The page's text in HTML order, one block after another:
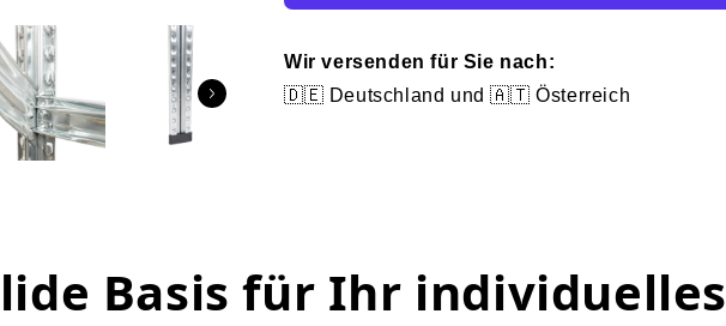
Wir versenden für Sie nach:
🇩🇪 Deutschland und 🇦🇹 Österreich
Basis für Ihr individuelles